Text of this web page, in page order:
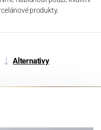
produkty.
Alternativy